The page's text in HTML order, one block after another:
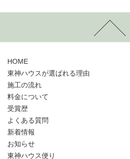
HOME
東神ハウスが選ばれる理由
施工の流れ
料金について
受賞歴
よくある質問
新着情報
お知らせ
東神ハウス便り